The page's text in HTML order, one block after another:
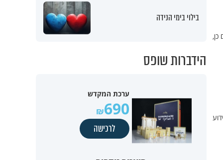
כן,
בילוי בימי הנידה
הידברות שופס
ערכת המקדש
690
לרכישה